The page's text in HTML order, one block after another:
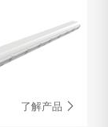
了解产品 